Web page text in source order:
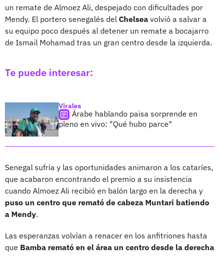
un remate de Almoez Ali, despejado con dificultades por
Mendy. El portero senegalés del Chelsea volvió a salvar a
su equipo poco después al detener un remate a bocajarro
de Ismail Mohamad tras un gran centro desde la izquierda.
Te puede interesar:
Virales
Árabe hablando paisa sorprende en
pleno en vivo: "Qué hubo parce"
Senegal sufría y las oportunidades animaron a los cataríes,
que acabaron encontrando el premio a su insistencia
cuando Almoez Ali recibió en balón largo en la derecha y
puso un centro que remató de cabeza Muntari batiendo
a Mendy.
Las esperanzas volvían a renacer en los anfitriones hasta
que Bamba remató en el área un centro desde la derecha